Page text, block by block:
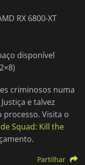
RX 6800-XT
disponível
criminosos numa
e talvez
Visita o
Squad: Kill the
Partilhar